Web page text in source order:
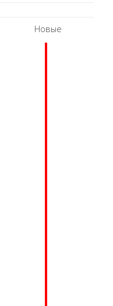
Новые